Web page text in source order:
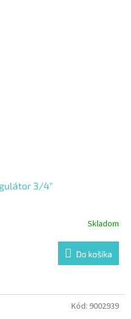
3/4"
Skladom
Do košíka
Kód: 9002939